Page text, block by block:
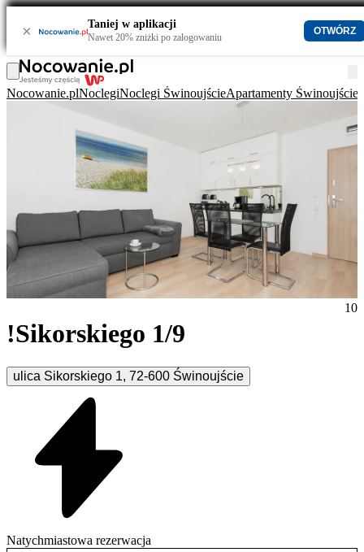
× Taniej w aplikacji
Nawet 20% zniżki po zalogowaniu
OTWÓRZ
Nocowanie.plNoclegiNoclegi ŚwinoujścieApartamenty Świnoujście
!Sikorskiego 1/9
ulica Sikorskiego 1, 72-600 Świnoujście
10
Natychmiastowa rezerwacja